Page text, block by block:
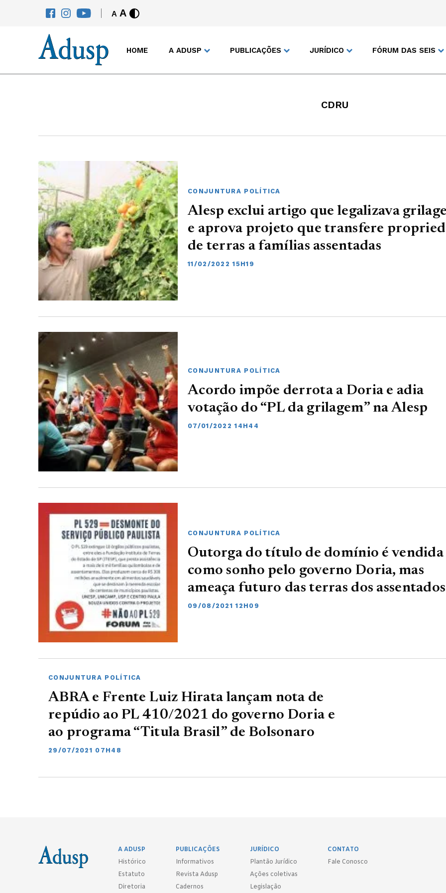
A A
HOME A ADUSP PUBLICAÇÕES JURÍDICO FÓRUM DAS SEIS
CDRU
CONJUNTURA POLÍTICA
Alesp exclui artigo que legalizava
e aprova projeto que transfere
de terras a famílias assentadas
11/02/2022 15H19
CONJUNTURA POLÍTICA
Acordo impõe derrota a Doria e adia
votação do “PL da grilagem” na Alesp
07/01/2022 14H44
CONJUNTURA POLÍTICA
Outorga do título de domínio é vendida
como sonho pelo governo Doria, mas
ameaça futuro das terras dos assentados
09/08/2021 12H09
CONJUNTURA POLÍTICA
ABRA e Frente Luiz Hirata lançam nota de
repúdio ao PL 410/2021 do governo Doria e
ao programa “Titula Brasil” de Bolsonaro
29/07/2021 07H48
A ADUSP
Histórico
Estatuto
Diretoria
PUBLICAÇÕES
Informativos
Revista Adusp
Cadernos
JURÍDICO
Plantão Jurídico
Ações coletivas
Legislação
CONTATO
Fale Conosco